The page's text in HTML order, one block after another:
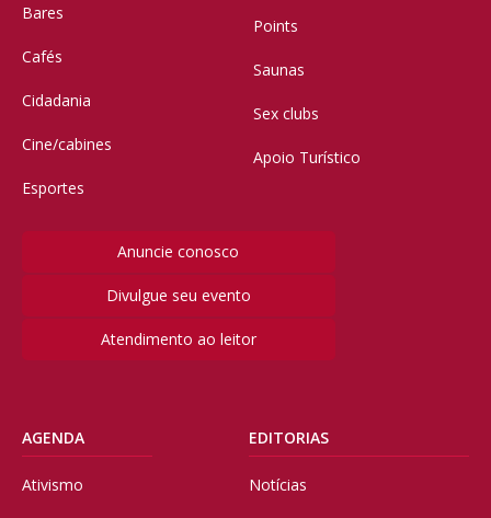
Bares
Cafés
Cidadania
Cine/cabines
Esportes
Points
Saunas
Sex clubs
Apoio Turístico
Anuncie conosco
Divulgue seu evento
Atendimento ao leitor
AGENDA
Ativismo
EDITORIAS
Notícias